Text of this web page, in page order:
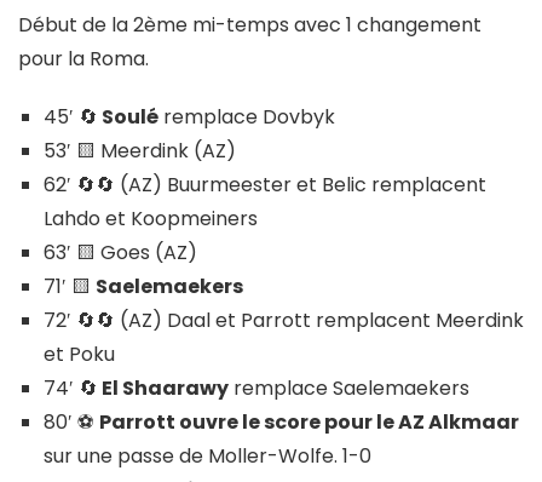
Début de la 2ème mi-temps avec 1 changement
pour la Roma.
45′ 🔄 Souléremplace Dovbyk
53′ 🟨 Meerdink (AZ)
62′ 🔄🔄 (AZ) Buurmeester et Belic remplacent
Lahdo et Koopmeiners
63′ 🟨 Goes (AZ)
71′ 🟨 Saelemaekers
72′ 🔄🔄 (AZ) Daal et Parrott remplacent Meerdink
et Poku
74′ 🔄 El Shaarawyremplace Saelemaekers
80′ ⚽ Parrott ouvre le score pour le AZ Alkmaar
sur une passe de Moller-Wolfe. 1-0